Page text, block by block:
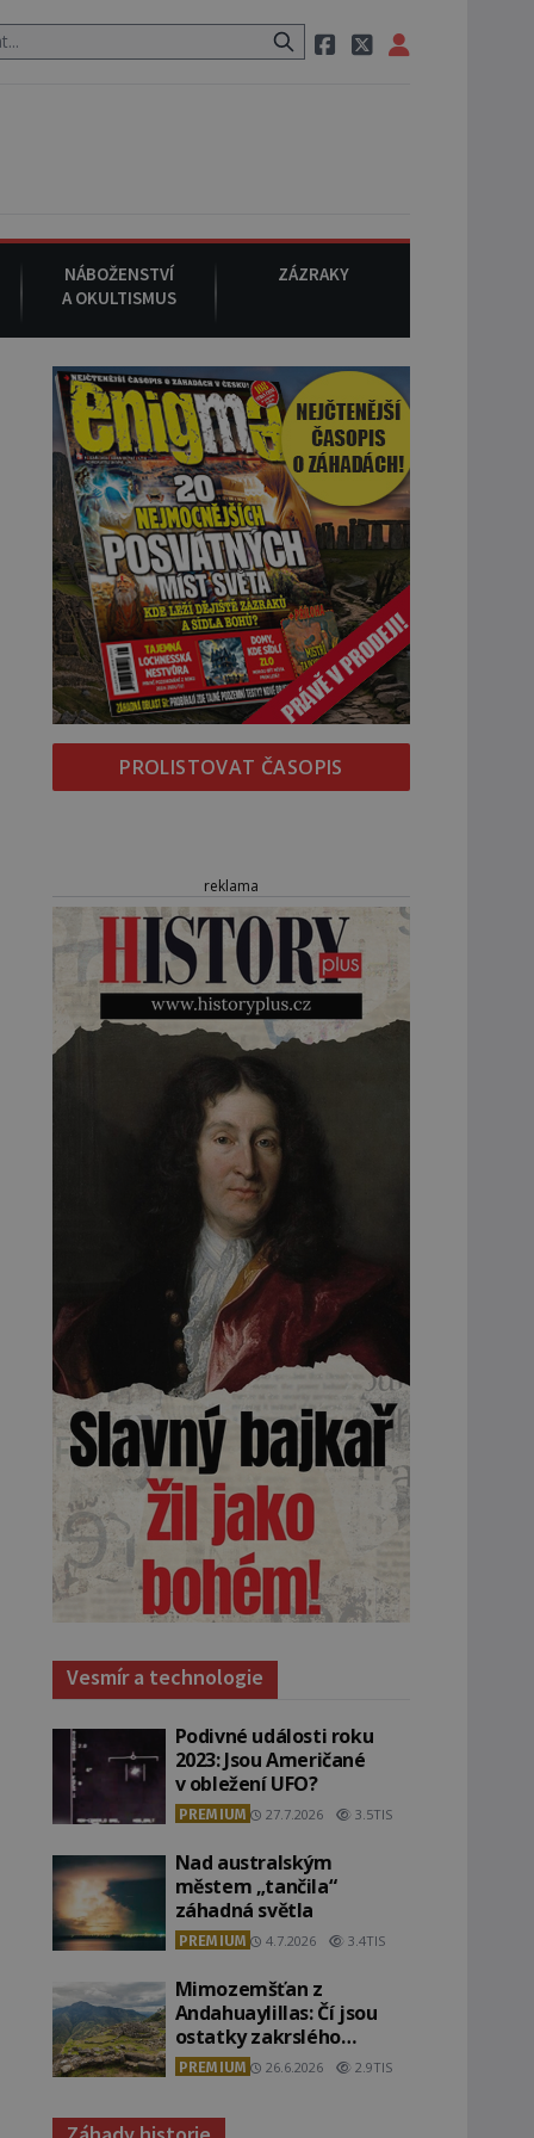
cestě utíká zvláštní psovitá šelma, údajně bájná čupakabra.
NÁBOŽENSTVÍ
A OKULTISMUS
ZÁZRAKY
PROLISTOVAT ČASOPIS
reklama
Vesmír a technologie
Podivné události roku
2023: Jsou Američané
v obležení UFO?
PREMIUM 27.7.2026 3.5TIS
Nad australským
městem „tančila“
záhadná světla
PREMIUM 4.7.2026 3.4TIS
Mimozemšťan z
Andahuaylillas: Čí jsou
ostatky zakrslého
stvoření s ohromnou
lebkou?
PREMIUM 26.6.2026 2.9TIS